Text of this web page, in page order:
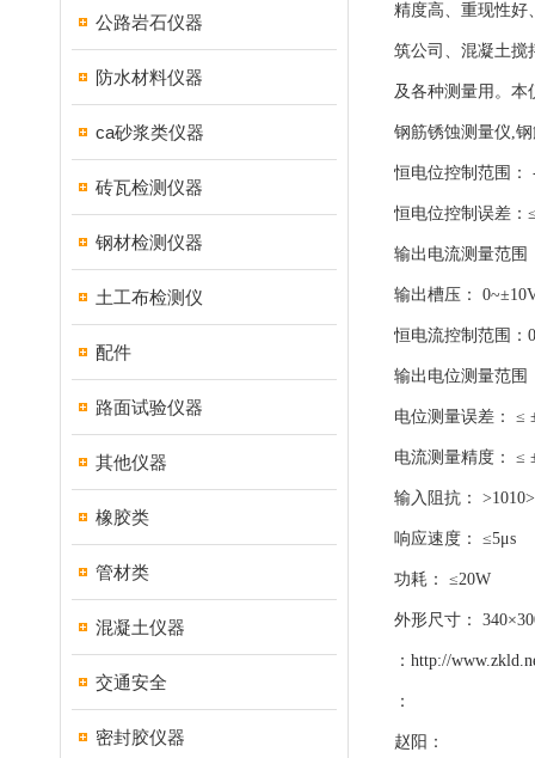
公路岩石仪器
防水材料仪器
ca砂浆类仪器
砖瓦检测仪器
钢材检测仪器
土工布检测仪
配件
路面试验仪器
其他仪器
橡胶类
管材类
混凝土仪器
交通安全
密封胶仪器
精度高、重现性好
筑公司、混凝土搅
及各种测量用。本
钢筋锈蚀测量仪,
恒电位控制范围：
恒电位控制误差：
输出电流测量范围
输出槽压：
恒电流控制范围：
输出电位测量范围
电位测量误差： ≤
电流测量精度： ≤
输入阻抗：
响应速度： ≤5μs
功耗： ≤20W
外形尺寸：
： http://
：
赵阳：